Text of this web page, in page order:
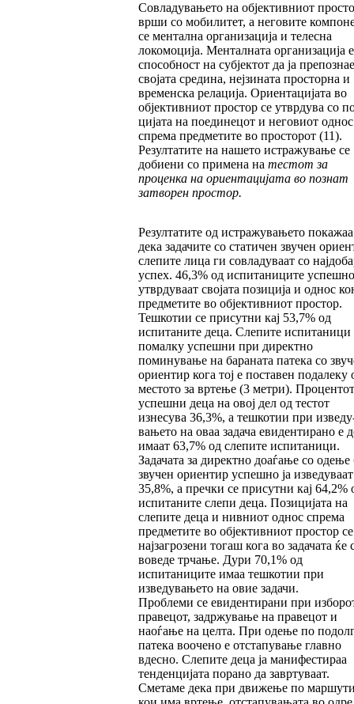
Совладувањето на објективниот
вр­ши со мобилитет, а неговите
се мен­­тална организација и телесна
локомоција. Менталната организација е
способност на суб­јек­тот да ја препознае
својата средина, неј­зи­на­та просторна и
временска релација. Ориен­та­ци­ја­та во
објективниот простор се утврдува со
цијата на поединецот и неговиот однос
спре­ма предметите во просторот (11).
Резултатите на нашето истражување се
добиени со примена на тестот за
проценка на ориентацијата во познат
затворен простор.
Резултатите од истражувањето покажаа
дека за­да­чите со статичен звучен
слепите ли­ца ги совладуваат со
успех. 46,3% од ис­питаниците успешно
утврдуваат својата позиција и однос
предметите во објек­тив­ниот простор.
Тешкотии се присутни кај 53,7% од
испитаните деца. Слепите испитаници
помалку успешни при директно
поминување на бараната патека со
ориентир кога тој е поставен подалеку
местото за вртење (3 мет­ри).
успешни деца на овој дел од тестот
изнесува 36,3%, а тешкотии при
вањето на оваа задача евидентирано е
имаат 63,7% од слепите испитаници.
Задачата за директно доаѓање со одење
звучен ориен­тир успешно ја изведуваат
35,8%, а пречки се присутни кај 64,2%
испитаните слепи деца. Позицијата на
слепите деца и нивниот однос спрема
предметите во објективниот простор се
најзагрозени тогаш кога во задачата ќе
вове­де трчање. Дури 70,1% од
испитаниците имаа тешкотии при
изведувањето на овие задачи.
Проблеми се евидентирани при
пра­ве­цот, задржување на правецот и
наоѓање на целта. При одење по
патека воочено е от­стапување главно
вдесно. Слепите деца ја манифестираа
тенденцијата порано да заврту­ваат.
Сметаме дека при движење по